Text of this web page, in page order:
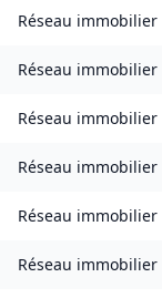
Réseau immobilier
Réseau immobilier
Réseau immobilier
Réseau immobilier
Réseau immobilier
Réseau immobilier